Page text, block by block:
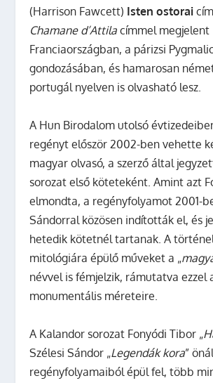
(Harrison Fawcett) Isten ostorai
Chamane d’Attila címmel megjelent
Franciaországban, a párizsi
gondozásában, és hamarosan
portugál nyelven is olvasható lesz.
A Hun Birodalom utolsó
regényt először 2002-ben vehette
magyar olvasó, a szerző által
sorozat első köteteként. Amint azt
elmondta, a regényfolyamot 2001-
Sándorral közösen indították el, és
hetedik kötetnél tartanak. A
mitológiára épülő műveket a „
névvel is fémjelzik, rámutatva ezzel
monumentális méreteire.
A Kalandor sorozat Fonyódi Tibor „
Szélesi Sándor „Legendák kora”
regényfolyamaiból épül fel, több